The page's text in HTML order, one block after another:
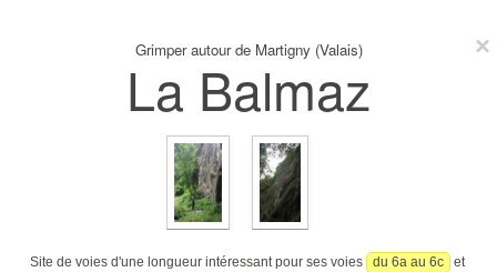
Grimper autour de Martigny (Valais)
La Balmaz
Site de voies d'une longueur intéressant pour ses voies du 6a au 6c
et